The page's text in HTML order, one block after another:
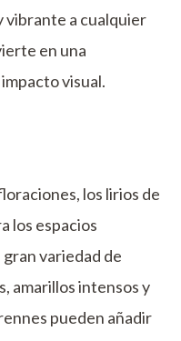
vibrante a cualquier
en una
visual.
los lirios de
los espacios
variedad de
amarillos intensos y
pueden añadir